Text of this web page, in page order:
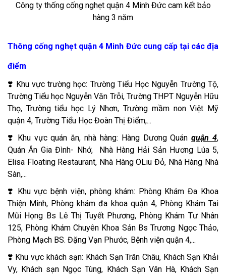
Công ty thống cống nghẹt quận 4 Minh Đức cam kết bảo
hàng 3 năm
Thông cống nghẹt quận 4 Minh Đức cung cấp tại các địa
điểm
❣️ Khu vực trường học: Trường Tiểu Học Nguyễn Trường Tộ,
Trường Tiểu học Nguyễn Văn Trỗi, Trường THPT Nguyễn Hữu
Thọ, Trường tiểu học Lý Nhơn, Trường mầm non Việt Mỹ
quận 4, Trường Tiểu Học Đoàn Thị Điểm,...
❣️ Khu vực quán ăn, nhà hàng: Hàng Dương Quánquận 4,
Quán Ăn Gia Đình- Nhớ, Nhà Hàng Hải Sản Hương Lúa 5,
Elisa Floating Restaurant, Nhà Hàng OLiu Đỏ, Nhà Hàng Nhà
Sàn,...
❣️ Khu vực bệnh viện, phòng khám: Phòng Khám Đa Khoa
Thiện Minh, Phòng khám đa khoa quận 4, Phòng Khám Tai
Mũi Họng Bs Lê Thị Tuyết Phương, Phòng Khám Tư Nhân
125, Phòng Khám Chuyên Khoa Sản Bs Trương Ngọc Thảo,
Phòng Mạch BS. Đặng Vạn Phước, Bệnh viện quận 4,...
❣️ Khu vực khách sạn: Khách Sạn Trân Châu, Khách Sạn Khải
Vy, Khách sạn Ngọc Tùng, Khách Sạn Vân Hà, Khách Sạn